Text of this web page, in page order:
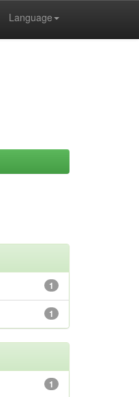
Language
1
1
1